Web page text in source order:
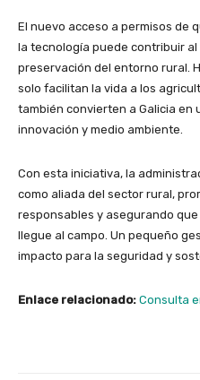
El nuevo acceso a permisos de
la tecnología puede contribuir
preservación del entorno rural.
solo facilitan la vida a los
también convierten a Galicia
innovación y medio ambiente.
Con esta iniciativa, la
como aliada del sector rural,
responsables y asegurando
llegue al campo. Un pequeño
impacto para la seguridad y
Enlace relacionado: Consulta